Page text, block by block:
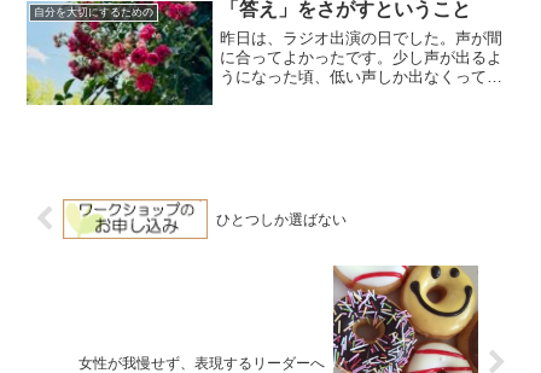
自分を大切にするための 「答え」をさがすということ
昨日は、ラジオ出演の日でした。声が間
に合ってよかったです。少し声が出るよ
うになった頃、低い声しか出なくって、
ひとつしか選ばない
女性が我慢せず、表現するリーダーへ